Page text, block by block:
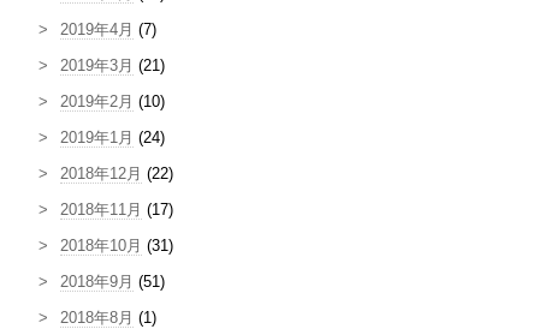
2019年4月 (7)
2019年3月 (21)
2019年2月 (10)
2019年1月 (24)
2018年12月 (22)
2018年11月 (17)
2018年10月 (31)
2018年9月 (51)
2018年8月 (1)